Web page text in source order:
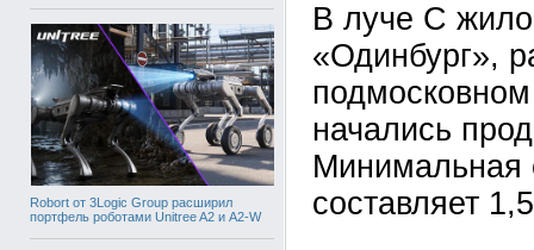
Robort от 3Logic Group расширил
портфель роботами Unitree A2 и A2-W
В луче С
«Одинбург»,
начались
Минимальная
составляет